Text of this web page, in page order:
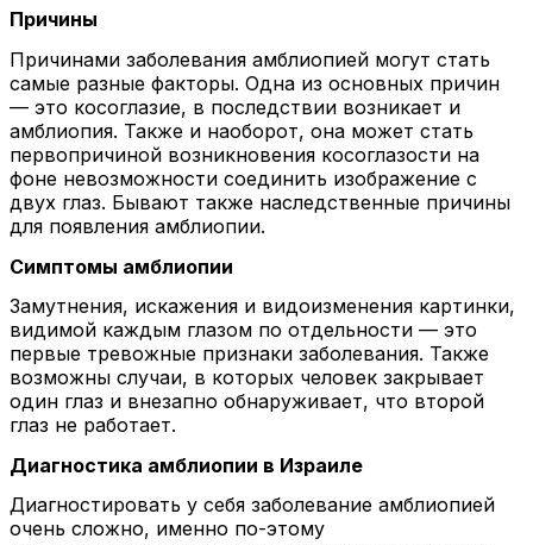
Причины
Причинами заболевания амблиопией могут стать
самые разные факторы. Одна из основных причин
— это косоглазие, в последствии возникает и
амблиопия. Также и наоборот, она может стать
первопричиной возникновения косоглазости на
фоне невозможности соединить изображение с
двух глаз. Бывают также наследственные причины
для появления амблиопии.
Симптомы амблиопии
Замутнения, искажения и видоизменения картинки,
видимой каждым глазом по отдельности — это
первые тревожные признаки заболевания. Также
возможны случаи, в которых человек закрывает
один глаз и внезапно обнаруживает, что второй
глаз не работает.
Диагностика амблиопии в Израиле
Диагностировать у себя заболевание амблиопией
очень сложно, именно по-этому